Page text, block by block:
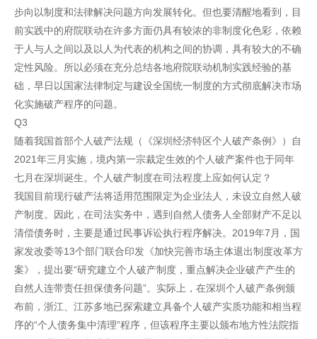
步向以制度和法律解决问题方向发展转化。但也要清醒地看到，目
前实践中的府院联动在许多方面仍具有较浓的非制度化色彩，依赖
于人与人之间以及以人为代表的机构之间的协调，具有较大的不确
定性风险。所以必须在充分总结各地府院联动机制实践经验的基
础，早日以国家法律制定与建设全国统一制度的方式彻底解决市场
化实施破产程序的问题。
Q3
随着我国首部个人破产法规（《深圳经济特区个人破产条例》）自
2021年三月实施，境内第一宗裁定生效的个人破产案件也于同年
七月在深圳诞生。个人破产制度在司法程度上应如何认定？
我国目前现行破产法将适用范围限定为企业法人，未设立自然人破
产制度。因此，在司法实务中，遇到自然人债务人全部财产不足以
清偿债务时，主要是通过民事诉讼执行程序解决。2019年7月，国
家发改委等13个部门联合印发《加快完善市场主体退出制度改革方
案》，提出要“研究建立个人破产制度，重点解决企业破产产生的
自然人连带责任担保债务问题”。实际上，在深圳个人破产条例颁
布前，浙江、江苏多地已探索建立具备个人破产实质功能和相当程
序的“个人债务集中清理”程序，但该程序主要以颁布地方性法院指